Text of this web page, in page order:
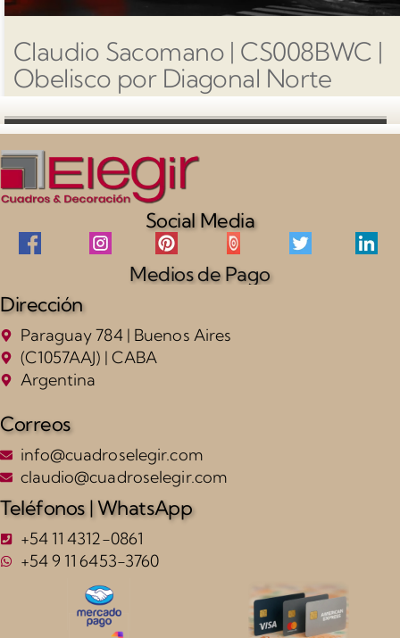
Claudio Sacomano | CS008BWC |
Obelisco por Diagonal Norte
Social Media
Medios de Pago
Dirección
Paraguay 784 | Buenos Aires
(C1057AAJ) | CABA
Argentina
Correos
info@cuadroselegir.com
claudio@cuadroselegir.com
Teléfonos | WhatsApp
+54 11 4312-0861
+54 9 11 6453-3760